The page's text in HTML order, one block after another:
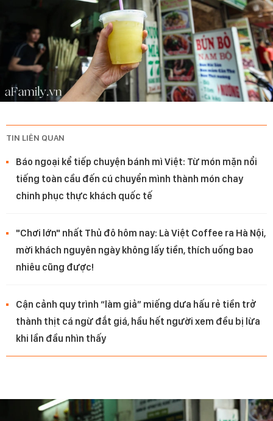
TIN LIÊN QUAN
Báo ngoại kể tiếp chuyện bánh mì Việt: Từ món mặn nổi
tiếng toàn cầu đến cú chuyển mình thành món chay
chinh phục thực khách quốc tế
"Chơi lớn" nhất Thủ đô hôm nay: Là Việt Coffee ra Hà Nội,
mời khách nguyên ngày không lấy tiền, thích uống bao
nhiêu cũng được!
Cận cảnh quy trình “làm giả” miếng dưa hấu rẻ tiền trở
thành thịt cá ngừ đắt giá, hầu hết người xem đều bị lừa
khi lần đầu nhìn thấy